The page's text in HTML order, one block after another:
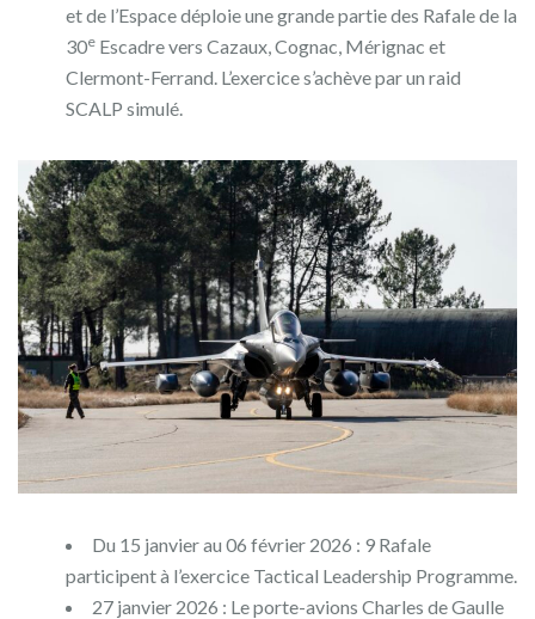
et de l’Espace déploie une grande partie des Rafale de la
30e Escadre vers Cazaux, Cognac, Mérignac et
Clermont-Ferrand. L’exercice s’achève par un raid
SCALP simulé.
Du 15 janvier au 06 février 2026 : 9 Rafale
participent à l’exercice Tactical Leadership Programme.
27 janvier 2026 : Le porte-avions Charles de Gaulle